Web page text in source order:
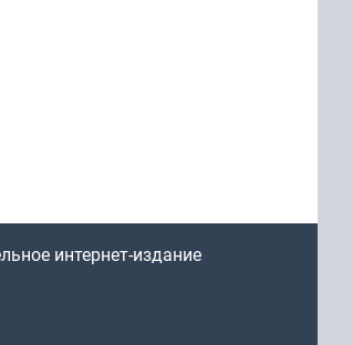
интернет-издание